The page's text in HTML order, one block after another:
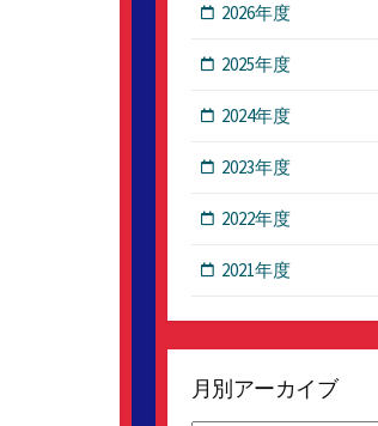
2026年度
2025年度
2024年度
2023年度
2022年度
2021年度
月別アーカイブ